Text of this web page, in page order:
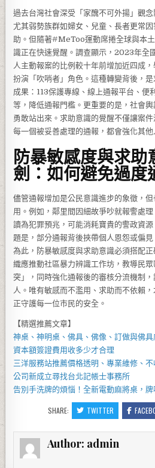
過去台灣社會深受「家醜不可外揚」觀
尤其弱勢族群如婦女、兒童、長者更常
助。但隨著#MeToo運動席捲全球與本
識正在快速覺醒。調查顯示，2023年全
人主動報案的比例較十年前增加近四成
扮演「吹哨者」角色。這種轉變背後，
成果：113保護專線、線上通報平台、便
等，降低通報門檻。更重要的是，社會
勇敢站出來。求助意識的覺醒不僅讓案
每一個被妥善處理的通報，都會強化其他
防暴敏感度與求助
劍：如何避免過度
儘管通報增加是公民意識進步的象徵，
用。例如，鄰里間因細故爭吵就報警處
讀為犯罪預兆，可能消耗寶貴的警政資
題是，部分通報背後挾帶個人恩怨或偏
為此，防暴敏感度與求助意識必須搭配
織應推動社區暴力辨識工作坊，教導民
突」，同時強化通報後的審核分流機制
人。唯有敏感而不濫用、求助而不依賴
正守護每一位市民的安全。
【精選推薦文章】
神桌、神明桌 、佛具 、佛像、訂做與佛具
資本額簽證費用 收多少才合理
三洋服務站推薦價格透明、專業維修、不
公司新成立尋找台北記帳士事務所
告別手洗牌的煩惱！全新電動麻將桌 ，
SHARE: TWITTER
Author: admin